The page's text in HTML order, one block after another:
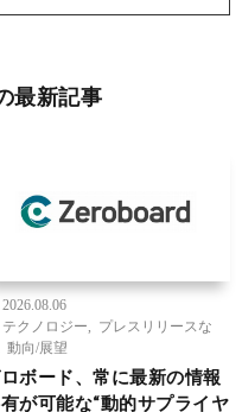
最新記事
2026.08.06
テクノロジー
プレスリリースな
動向/展望
ボード、常に最新の情報
が可能な“動的サプライヤ